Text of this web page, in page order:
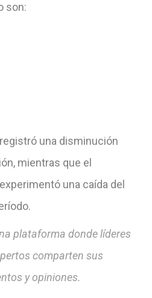
son:
una disminución
mientras que el
una caída del
plataforma donde líderes
comparten sus
y opiniones.